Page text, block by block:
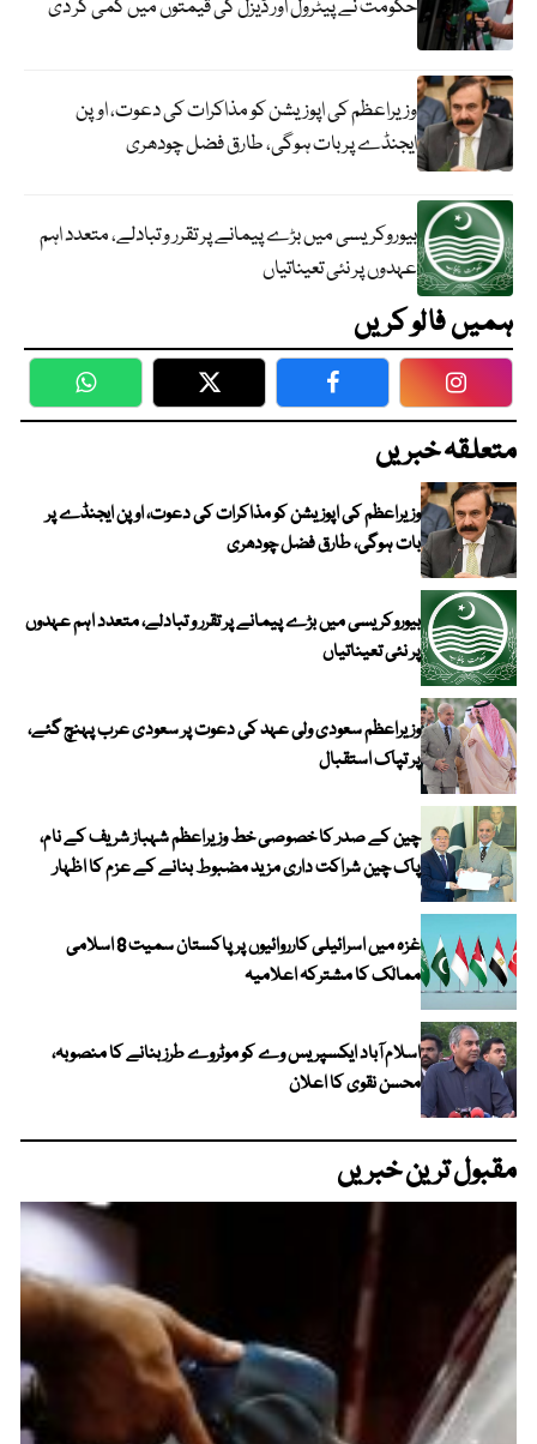
حکومت نے پیٹرول اور ڈیزل کی قیمتوں میں کمی کر دی
وزیراعظم کی اپوزیشن کو مذاکرات کی دعوت، اوپن
ایجنڈے پر بات ہوگی، طارق فضل چودھری
بیوروکریسی میں بڑے پیمانے پر تقرر و تبادلے، متعدد اہم
عہدوں پر نئی تعیناتیاں
ہمیں فالو کریں
WhatsApp Twitter Facebook
متعلقہ خبریں
وزیراعظم کی اپوزیشن کو مذاکرات کی دعوت، اوپن ایجنڈے پر
بات ہوگی، طارق فضل چودھری
بیوروکریسی میں بڑے پیمانے پر تقرر و تبادلے، متعدد اہم عہدوں
پر نئی تعیناتیاں
وزیراعظم سعودی ولی عہد کی دعوت پر سعودی عرب پہنچ گئے،
پر تپاک استقبال
چین کے صدر کا خصوصی خط وزیراعظم شہباز شریف کے نام،
پاک چین شراکت داری مزید مضبوط بنانے کے عزم کا اظہار
غزہ میں اسرائیلی کارروائیوں پر پاکستان سمیت 8 اسلامی
ممالک کا مشترکہ اعلامیہ
اسلام آباد ایکسپریس وے کو موٹروے طرز بنانے کا منصوبہ،
محسن نقوی کا اعلان
مقبول ترین خبریں